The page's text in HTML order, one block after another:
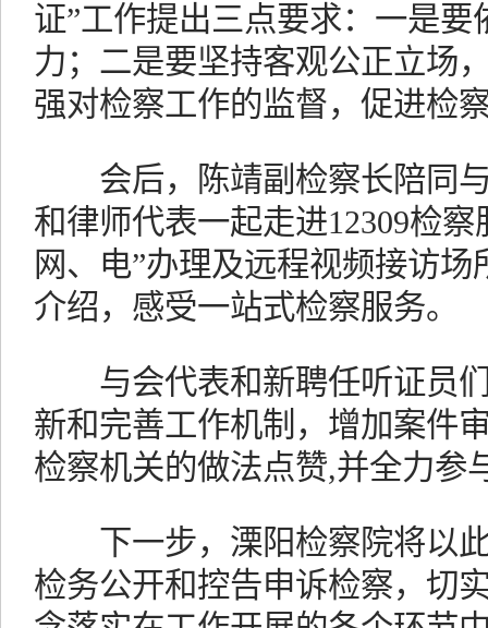
证”工作提出三点要求：一是
力；二是要坚持客观公正立场
强对检察工作的监督，促进检
会后，陈靖副检察长陪同与
和律师代表一起走进12309检
网、电”办理及远程视频接访
介绍，感受一站式检察服务。
与会代表和新聘任听证员们
新和完善工作机制，增加案件
检察机关的做法点赞,并全力参
下一步，溧阳检察院将以此
检务公开和控告申诉检察，切